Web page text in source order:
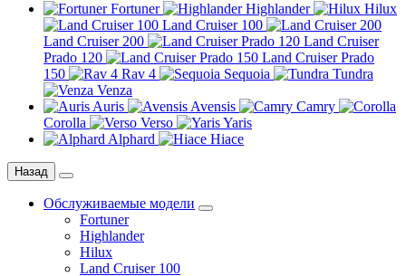
Fortuner Highlander
Hilux
Land Cruiser 100
Land Cruiser 200
Land Cruiser
Prado 120
Land Cruiser Prado
150
Rav 4 Sequoia
Tundra
Venza
Auris
Avensis
Camry
Corolla
Verso
Yaris
Alphard
Hiace
Назад
Обслуживаемые модели
Fortuner
Highlander
Hilux
Land Cruiser 100